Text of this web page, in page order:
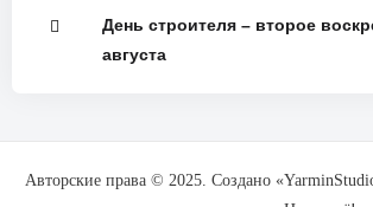
День строителя – второе
августа
Авторские права © 2025. Создано